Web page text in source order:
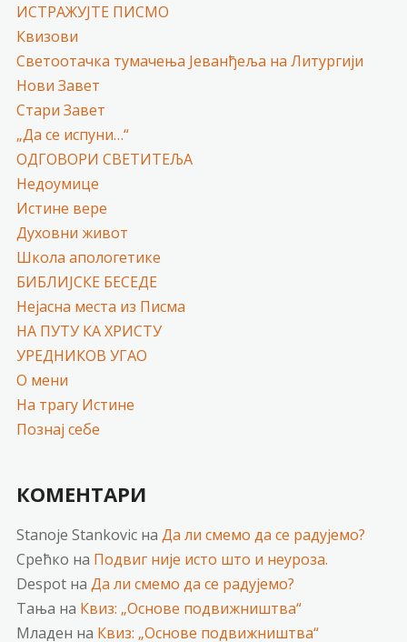
ИСТРАЖУЈТЕ ПИСМО
Квизови
Светоотачка тумачења Јеванђеља на Литургији
Нови Завет
Стари Завет
„Да се испуни…“
ОДГОВОРИ СВЕТИТЕЉА
Недоумице
Истине вере
Духовни живот
Школа апологетике
БИБЛИЈСКЕ БЕСЕДЕ
Нејасна места из Писма
НА ПУТУ КА ХРИСТУ
УРЕДНИКОВ УГАО
О мени
На трагу Истине
Познај себе
КОМЕНТАРИ
Stanoje Stankovicна Да ли смемо да се радујемо?
Срећко на Подвиг није исто што и неуроза.
Despotна Да ли смемо да се радујемо?
Тања на Квиз: „Основе подвижништва“
Младен на Квиз: „Основе подвижништва“